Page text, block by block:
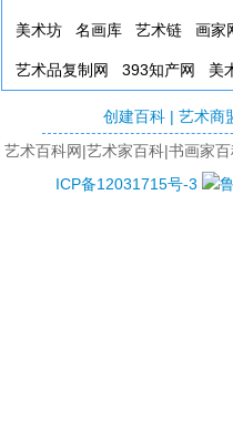
美术坊 名画库 艺术链 画家
艺术品复制网 393知产网 美
创建百科 |艺术商
艺术百科网|艺术家百科|书画家
ICP备12031715号-3